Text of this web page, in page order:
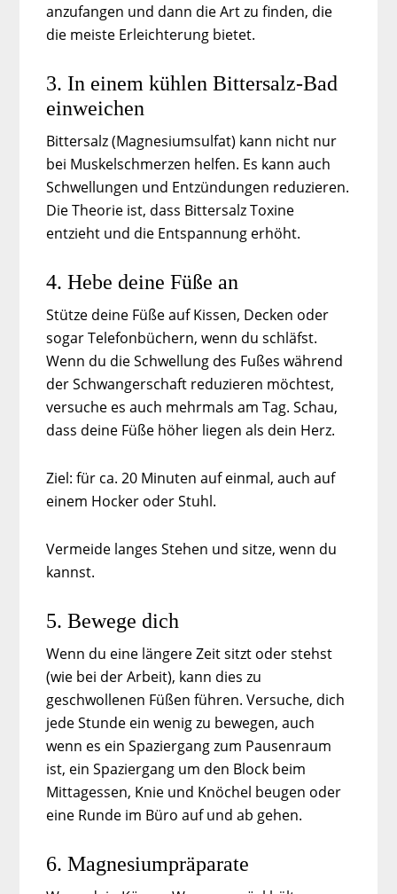
anzufangen und dann die Art zu finden, die
die meiste Erleichterung bietet.
3. In einem kühlen Bittersalz-Bad
einweichen
Bittersalz (Magnesiumsulfat) kann nicht nur
bei Muskelschmerzen helfen. Es kann auch
Schwellungen und Entzündungen reduzieren.
Die Theorie ist, dass Bittersalz Toxine
entzieht und die Entspannung erhöht.
4. Hebe deine Füße an
Stütze deine Füße auf Kissen, Decken oder
sogar Telefonbüchern, wenn du schläfst.
Wenn du die Schwellung des Fußes während
der Schwangerschaft reduzieren möchtest,
versuche es auch mehrmals am Tag. Schau,
dass deine Füße höher liegen als dein Herz.
Ziel: für ca. 20 Minuten auf einmal, auch auf
einem Hocker oder Stuhl.
Vermeide langes Stehen und sitze, wenn du
kannst.
5. Bewege dich
Wenn du eine längere Zeit sitzt oder stehst
(wie bei der Arbeit), kann dies zu
geschwollenen Füßen führen. Versuche, dich
jede Stunde ein wenig zu bewegen, auch
wenn es ein Spaziergang zum Pausenraum
ist, ein Spaziergang um den Block beim
Mittagessen, Knie und Knöchel beugen oder
eine Runde im Büro auf und ab gehen.
6. Magnesiumpräparate